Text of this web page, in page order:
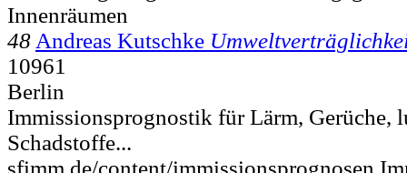
Innenräumen
48 Andreas Kutschke
10961
Berlin
Immissionsprognostik für Lärm, Gerüche,
Schadstoffe...
sfimm.de/content/immissionsprognosen